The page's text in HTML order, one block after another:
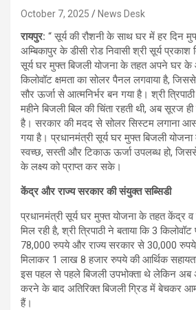
October 7, 2025 News Desk
रायपुर: “ सूर्य की रौशनी के साथ घर में हर दिन
अम्बिकापुर के डीसी रोड निवासी श्री सूर्य प्रकाश
सूर्य घर मुफ्त बिजली योजना के तहत अपने घर
किलोवॉट क्षमता का सोलर पैनल लगवाया है,
सौर ऊर्जा से आत्मनिर्भर बन गया है। श्री
महीने बिजली बिल की चिंता रहती थी, अब सूरज ही
है। सरकार की मदद से सोलर सिस्टम लगाना
गया है। प्रधानमंत्री सूर्य घर मुफ्त बिजली
स्वच्छ, सस्ती और टिकाऊ ऊर्जा उपलब्ध हो,
के लक्ष्य को प्राप्त कर सके।
केंद्र और राज्य सरकार की संयुक्त सब्सिडी
प्रधानमंत्री सूर्य घर मुफ्त योजना के तहत केंद्र व
मिल रही है, श्री त्रिपाठी ने बताया कि 3
78,000 रुपये और राज्य सरकार से 30,000 रुपये
मिलाकर 1 लाख 8 हजार रुपये की आर्थिक
इस पहल से पहले बिजली उपभोक्ता थे लेकिन अब
करने के बाद अतिरिक्त बिजली ग्रिड में बेचकर
हैं।